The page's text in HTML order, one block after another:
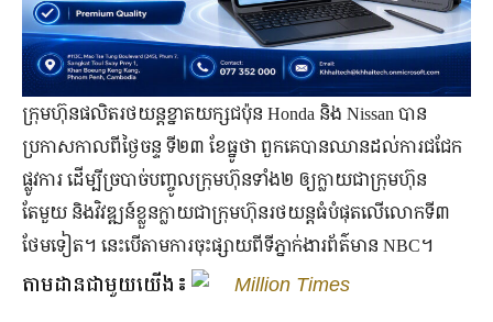
ក្រុមហ៊ុនផលិតរថយន្តខ្នាតយក្សជប៉ុន Honda និង Nissan បាន
ប្រកាសកាលពីថ្ងៃចន្ទ ទី២៣ ខែធ្នូថា ពួកគេបានឈានដល់ការជជែក
ផ្លូវការ ដើម្បីច្របាច់បញ្ចូលក្រុមហ៊ុនទាំង២ ឲ្យក្លាយជាក្រុមហ៊ុន
តែមួយ និងវិវឌ្ឍន៍ខ្លួនក្លាយជាក្រុមហ៊ុនរថយន្តធំបំផុតលើលោកទី៣
ថែមទៀត។ នេះបើតាមការចុះផ្សាយពីទីភ្នាក់ងារព័ត៌មាន NBC។
តាមដានជាមួយយើង៖ Million Times